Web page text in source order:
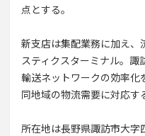
点とする。
新支店は集配業務に加え、
スティクスターミナル。
輸送ネットワークの効率化
同地域の物流需要に対応す
所在地は長野県諏訪市大字